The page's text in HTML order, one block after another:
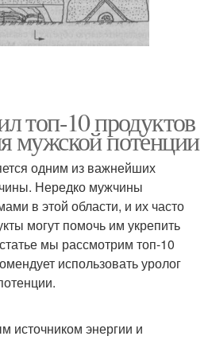
топ-10 продуктов
мужской потенции
одним из важнейших
Нередко мужчины
в этой области, и их часто
могут помочь им укрепить
мы рассмотрим топ-10
использовать уролог
источником энергии и